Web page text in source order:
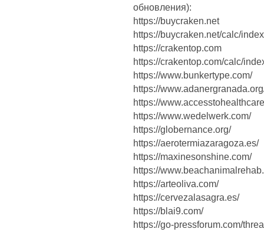
обновления):
https://buycraken.net
https://buycraken.net/calc/
https://crakentop.com
https://crakentop.com/calc/
https://www.bunkertype.com/
https://
https://
https://www.wedelwerk.com/
https://globernance.org/
https://aerotermiazaragoza.es/
https://maxinesonshine.com/
https://
https://arteoliva.com/
https://cervezalasagra.es/
https://blai9.com/
https://go-pressforum.com/